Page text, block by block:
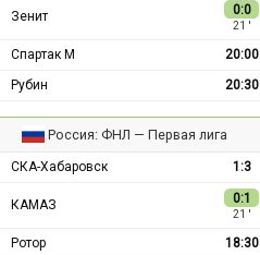
Зенит 0:0
21 ′
Спартак М 20:00
Рубин
20:30
Россия: ФНЛ — Первая лига
СКА-Хабаровск 1:3
КАМАЗ 0:1
21 ′
Ротор 18:30